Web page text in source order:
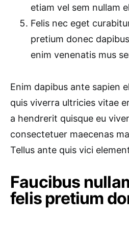
etiam vel sem nullam
Felis nec eget
pretium donec
enim venenatis mus
Enim dapibus ante sapien
quis viverra ultricies vitae
a hendrerit quisque eu
consectetuer maecenas
Tellus ante quis vici
Faucibus
felis pretium